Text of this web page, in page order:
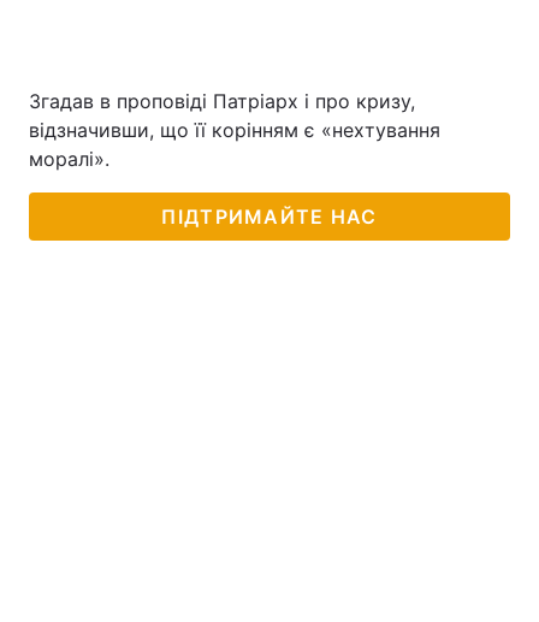
Згадав в проповіді Патріарх і про кризу,
відзначивши, що її корінням є «нехтування
моралі».
ПІДТРИМАЙТЕ НАС